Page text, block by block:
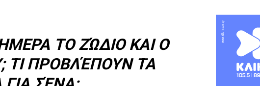
ΤΟ ΖΏΔΙΟ ΚΑΙ Ο
ΤΙ ΠΡΟΒΛΈΠΟΥΝ ΤΑ